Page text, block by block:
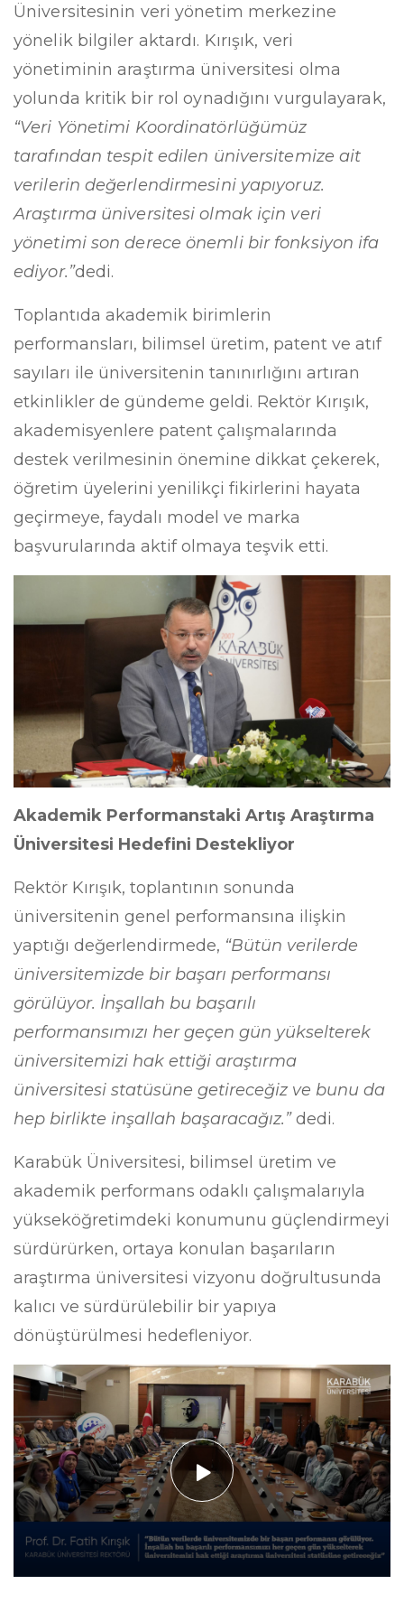
Üniversitesinin veri yönetim merkezine
yönelik bilgiler aktardı. Kırışık, veri
yönetiminin araştırma üniversitesi olma
yolunda kritik bir rol oynadığını vurgulayarak,
“Veri Yönetimi Koordinatörlüğümüz
tarafından tespit edilen üniversitemize ait
verilerin değerlendirmesini yapıyoruz.
Araştırma üniversitesi olmak için veri
yönetimi son derece önemli bir fonksiyon ifa
ediyor.”dedi.
Toplantıda akademik birimlerin
performansları, bilimsel üretim, patent ve atıf
sayıları ile üniversitenin tanınırlığını artıran
etkinlikler de gündeme geldi. Rektör Kırışık,
akademisyenlere patent çalışmalarında
destek verilmesinin önemine dikkat çekerek,
öğretim üyelerini yenilikçi fikirlerini hayata
geçirmeye, faydalı model ve marka
başvurularında aktif olmaya teşvik etti.
Akademik Performanstaki Artış Araştırma
Üniversitesi Hedefini Destekliyor
Rektör Kırışık, toplantının sonunda
üniversitenin genel performansına ilişkin
yaptığı değerlendirmede, “Bütün verilerde
üniversitemizde bir başarı performansı
görülüyor. İnşallah bu başarılı
performansımızı her geçen gün yükselterek
üniversitemizi hak ettiği araştırma
üniversitesi statüsüne getireceğiz ve bunu da
hep birlikte inşallah başaracağız.”dedi.
Karabük Üniversitesi, bilimsel üretim ve
akademik performans odaklı çalışmalarıyla
yükseköğretimdeki konumunu güçlendirmeyi
sürdürürken, ortaya konulan başarıların
araştırma üniversitesi vizyonu doğrultusunda
kalıcı ve sürdürülebilir bir yapıya
dönüştürülmesi hedefleniyor.